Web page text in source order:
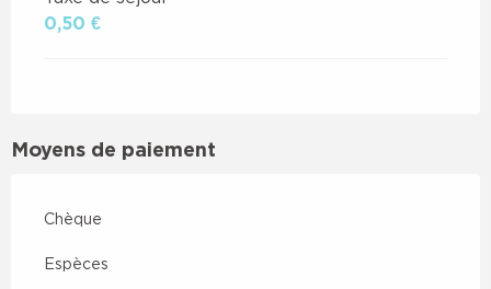
0,50 €
Moyens de paiement
Chèque
Espèces